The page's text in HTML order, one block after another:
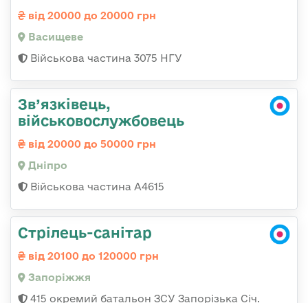
від 20000 до 20000 грн
Васищеве
Військова частина 3075 НГУ
Зв’язківець,
військовослужбовець
від 20000 до 50000 грн
Дніпро
Військова частина А4615
Стрілець-санітар
від 20100 до 120000 грн
Запоріжжя
415 окремий батальон ЗСУ Запорізька Січ.